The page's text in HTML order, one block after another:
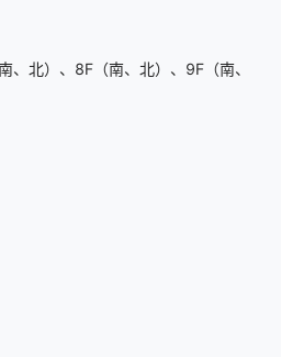
北）、8F（南、北）、9F（南、